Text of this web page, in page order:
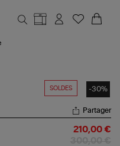
SOLDES -30%
Partager
210,00 €